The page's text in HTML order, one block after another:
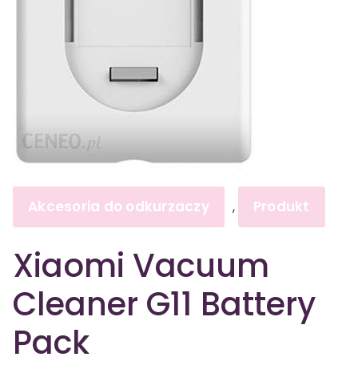
Akcesoria do odkurzaczy , Produkt
Xiaomi Vacuum
Cleaner G11 Battery
Pack